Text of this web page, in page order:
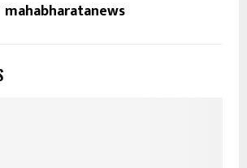
mahabharatanews